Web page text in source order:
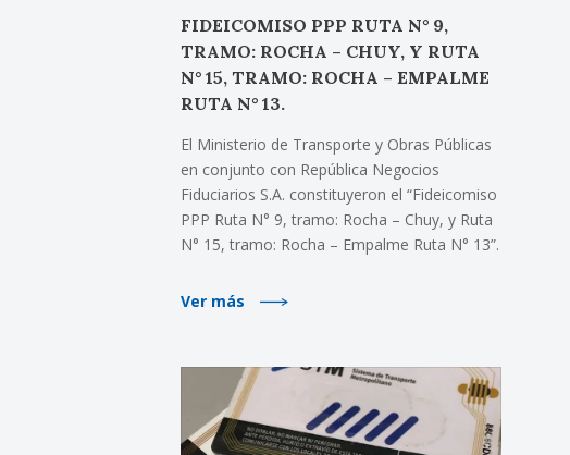
FIDEICOMISO PPP RUTA N° 9,
TRAMO: ROCHA – CHUY, Y RUTA
N° 15, TRAMO: ROCHA – EMPALME
RUTA N° 13.
El Ministerio de Transporte y Obras Públicas
en conjunto con República Negocios
Fiduciarios S.A. constituyeron el “Fideicomiso
PPP Ruta N° 9, tramo: Rocha – Chuy, y Ruta
N° 15, tramo: Rocha – Empalme Ruta N° 13”.
Ver más